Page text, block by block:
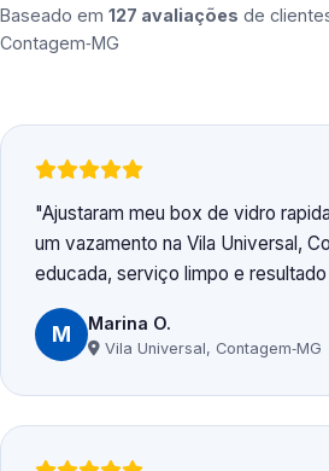
Baseado em 127 avaliações de
Contagem‑MG
Ajustaram meu box de vidro
um vazamento na Vila Universal,
educada, serviço limpo e
M Marina O.
Vila Universal, Contagem‑MG